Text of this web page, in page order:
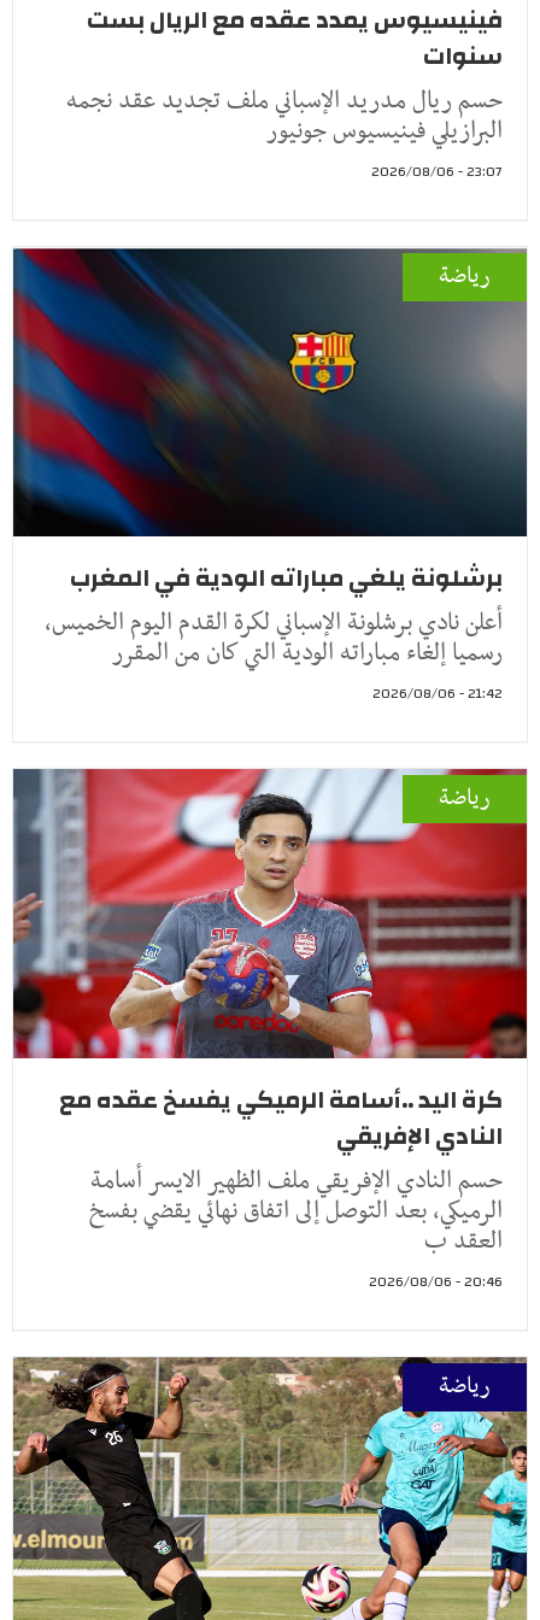
فينيسيوس يمدد عقده مع الريال بست
سنوات
حسم ريال مدريد الإسباني ملف تجديد عقد نجمه
البرازيلي فينيسيوس جونيور
23:07 - 2026/08/06
رياضة
برشلونة يلغي مباراته الودية في المغرب
أعلن نادي برشلونة الإسباني لكرة القدم اليوم الخميس،
رسميا إلغاء مباراته الودية التي كان من المقرر
21:42 - 2026/08/06
رياضة
كرة اليد ..أسامة الرميكي يفسخ عقده مع
النادي الإفريقي
حسم النادي الإفريقي ملف الظهير الايسر أسامة
الرميكي، بعد التوصل إلى اتفاق نهائي يقضي بفسخ
العقد ب
20:46 - 2026/08/06
رياضة